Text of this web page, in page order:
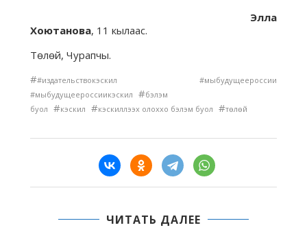
Элла
Хоютанова, 11 кылаас.
Төлөй, Чурапчы.
##издательствокэскил #мыбудущеероссии
#мыбудущеероссиикэскил #бэлэм
буол #кэскил #кэскиллээх олоххо бэлэм буол #төлөй
ЧИТАТЬ ДАЛЕЕ